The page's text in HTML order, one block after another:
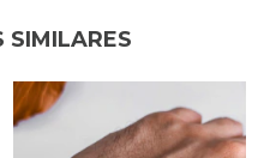
SIMILARES